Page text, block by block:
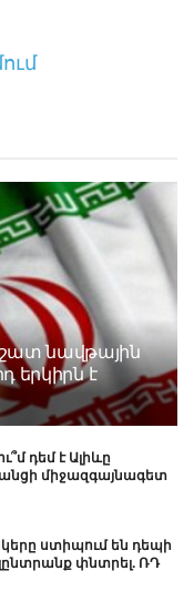
նավթային
երկիրն է
դեմ է Ալիևը
միջազգայնագետ
ստիպում են դեպի
փնտրել. ՌԴ